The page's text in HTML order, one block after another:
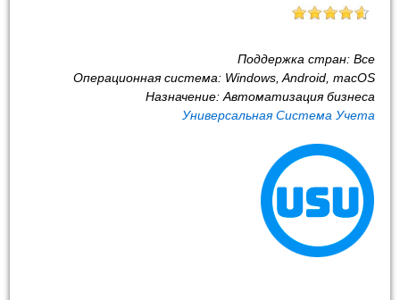
Поддержка стран: Все
Операционная система: Windows, Android, macOS
Назначение: Автоматизация бизнеса
Универсальная Система Учета